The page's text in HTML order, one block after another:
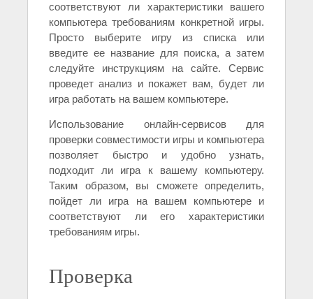
соответствуют ли характеристики вашего
компьютера требованиям конкретной игры.
Просто выберите игру из списка или
введите ее название для поиска, а затем
следуйте инструкциям на сайте. Сервис
проведет анализ и покажет вам, будет ли
игра работать на вашем компьютере.
Использование онлайн-сервисов для
проверки совместимости игры и компьютера
позволяет быстро и удобно узнать,
подходит ли игра к вашему компьютеру.
Таким образом, вы сможете определить,
пойдет ли игра на вашем компьютере и
соответствуют ли его характеристики
требованиям игры.
Проверка